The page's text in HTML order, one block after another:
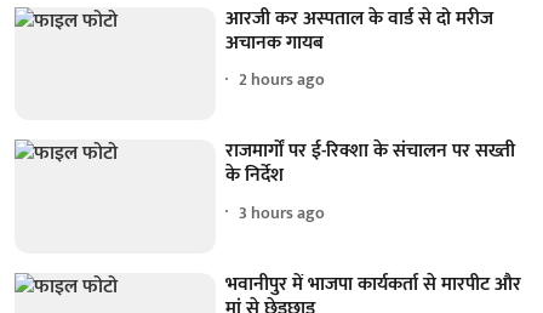
आरजी कर अस्पताल के वार्ड से दो मरीज
अचानक गायब
2 hours ago
राजमार्गों पर ई-रिक्शा के संचालन पर सख्ती
के निर्देश
3 hours ago
भवानीपुर में भाजपा कार्यकर्ता से मारपीट और